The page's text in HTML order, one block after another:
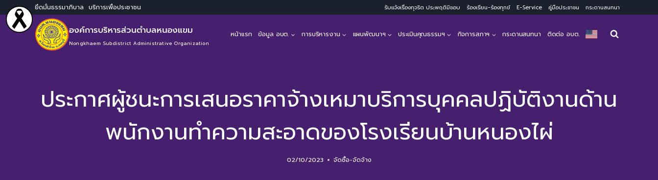
ยึดมั่นธรรมาภิบาล บริการเพื่อประชาชน รับแจ้งเรื่องทุจริต ประพฤติมิชอบ ร้องเรียน-ร้องทุกข์ E-Service คู่มือประชาชน กระดานสนทนา
องค์การบริหารส่วนตำบลหนองแขม
Nongkhaem Subdistrict Administrative Organization
หน้าแรก ข้อมูล อบต. การบริหารงาน แผนพัฒนาฯ ประเมินคุณธรรมฯ กิจการสภาฯ กระดานสนทนา ติดต่อ อบต.
ประกาศผู้ชนะการเสนอราคาจ้างเหมาบริการบุคคลปฏิบัติงานด้าน
พนักงานทำความสะอาดของโรงเรียนบ้านหนองไผ่
02/10/2023 จัดซื้อ-จัดจ้าง